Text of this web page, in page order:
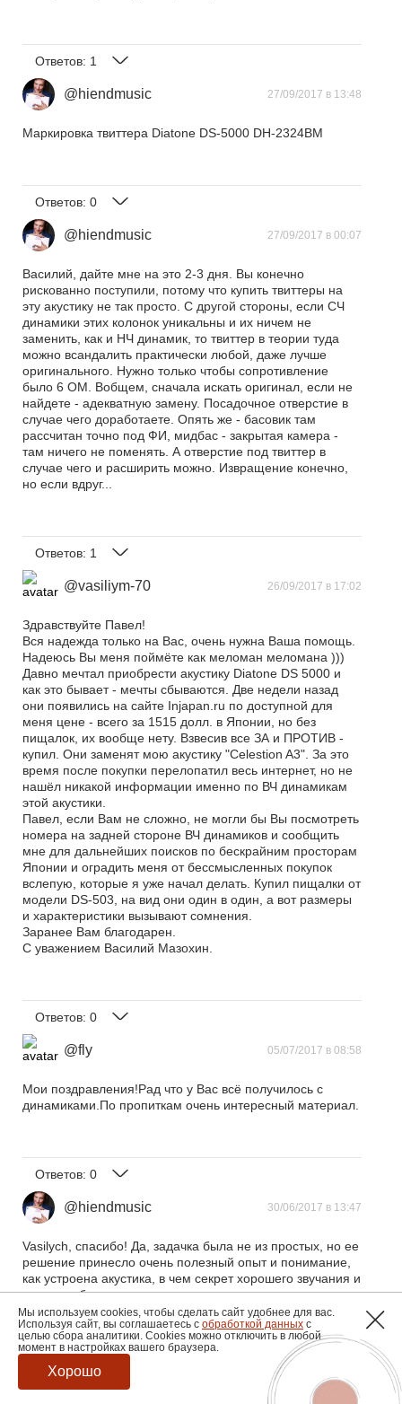
Ответов: 1
@hiendmusic 27/09/2017 в 13:48
Маркировка твиттера Diatone DS-5000 DH-2324BM
Ответов: 0
@hiendmusic 27/09/2017 в 00:07
Василий, дайте мне на это 2-3 дня. Вы конечно
рискованно поступили, потому что купить твиттеры на
эту акустику не так просто. С другой стороны, если СЧ
динамики этих колонок уникальны и их ничем не
заменить, как и НЧ динамик, то твиттер в теории туда
можно всандалить практически любой, даже лучше
оригинального. Нужно только чтобы сопротивление
было 6 ОМ. Вобщем, сначала искать оригинал, если не
найдете - адекватную замену. Посадочное отверстие в
случае чего доработаете. Опять же - басовик там
рассчитан точно под ФИ, мидбас - закрытая камера -
там ничего не поменять. А отверстие под твиттер в
случае чего и расширить можно. Извращение конечно,
но если вдруг...
Ответов: 1
@vasiliym-70 26/09/2017 в 17:02
Здравствуйте Павел!
Вся надежда только на Вас, очень нужна Ваша помощь.
Надеюсь Вы меня поймёте как меломан меломана )))
Давно мечтал приобрести акустику Diatone DS 5000 и
как это бывает - мечты сбываются. Две недели назад
они появились на сайте Injapan.ru по доступной для
меня цене - всего за 1515 долл. в Японии, но без
пищалок, их вообще нету. Взвесив все ЗА и ПРОТИВ -
купил. Они заменят мою акустику "Celestion A3". За это
время после покупки перелопатил весь интернет, но не
нашёл никакой информации именно по ВЧ динамикам
этой акустики.
Павел, если Вам не сложно, не могли бы Вы посмотреть
номера на задней стороне ВЧ динамиков и сообщить
мне для дальнейших поисков по бескрайним просторам
Японии и оградить меня от бессмысленных покупок
вслепую, которые я уже начал делать. Купил пищалки от
модели DS-503, на вид они один в один, а вот размеры
и характеристики вызывают сомнения.
Заранее Вам благодарен.
С уважением Василий Мазохин.
Ответов: 0
@fly 05/07/2017 в 08:58
Мои поздравления!Рад что у Вас всё получилось с
динамиками.По пропиткам очень интересный материал.
Ответов: 0
@hiendmusic 30/06/2017 в 13:47
Vasilych, спасибо! Да, задачка была не из простых, но ее
решение принесло очень полезный опыт и понимание,
как устроена акустика, в чем секрет хорошего звучания и
почему у большинства современных колонок с этим
проблемы. Со временем, когда буду делать активную
систему, это пригодится.
Мы используем cookies, чтобы сделать сайт удобнее для вас.
Используя сайт, вы соглашаетесь с обработкой данных с
целью сбора аналитики. Cookies можно отключить в любой
момент в настройках вашего браузера.
Хорошо